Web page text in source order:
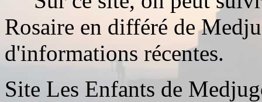
Rosaire en différé de
d'informations récentes.
Site Les Enfants de